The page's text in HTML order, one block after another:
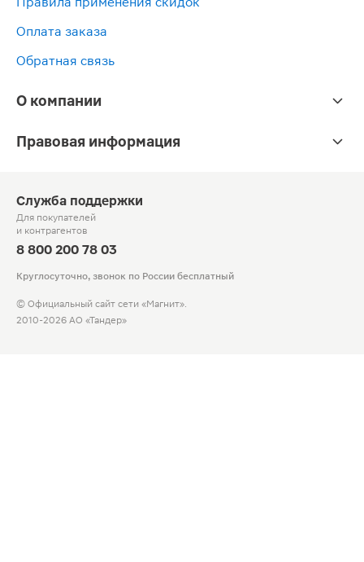
Оплата заказа
Обратная связь
О компании
Правовая информация
Служба поддержки
Для покупателей
и контрагентов
8 800 200 78 03
Круглосуточно, звонок по России бесплатный
© Официальный сайт сети «Магнит».
2010-2026 АО «Тандер»